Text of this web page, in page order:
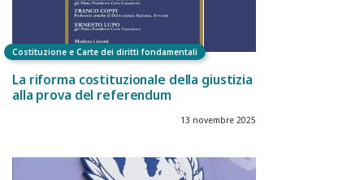
Costituzione e Carte dei diritti fondamentali
La riforma costituzionale della giustizia
alla prova del referendum
13 novembre 2025